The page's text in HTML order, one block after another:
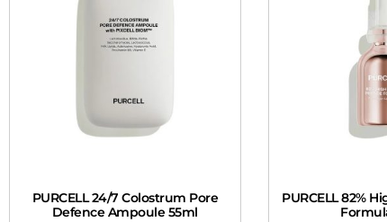
PURCELL 24/7 Colostrum Pore
Defence Ampoule 55ml
PURCELL 82%